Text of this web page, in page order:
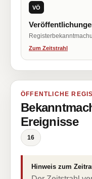
VÖ
Zum Zeitstrahl
ÖFFENTLICHE
Ereignisse
16
Hinweis zum